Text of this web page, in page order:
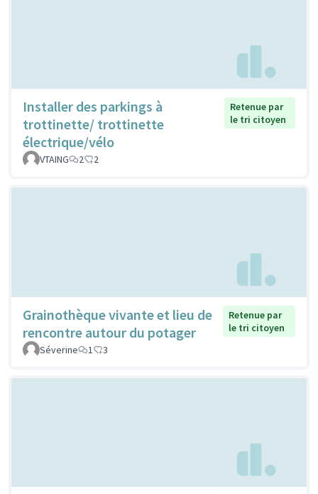
Installer des parkings à
trottinette/ trottinette
électrique/vélo
Retenue par
le tri citoyen
VTAING 2 2
Grainothèque vivante et lieu de
rencontre autour du potager
Retenue par
le tri citoyen
Séverine
1 3